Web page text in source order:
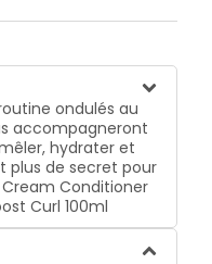
ondulés au
accompagneront
hydrater et
plus de secret pour
Conditioner
Curl 100ml